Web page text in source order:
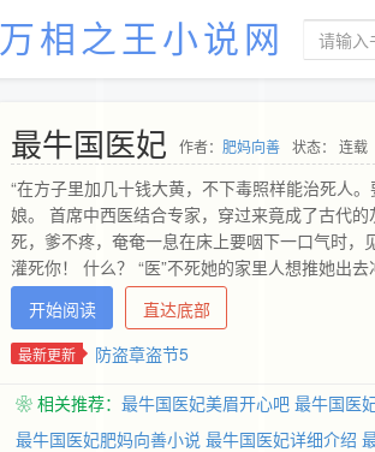
万相之王小说网
最牛国医妃 作者： 肥妈向善 状态： 连载
“在方子里加几十钱大黄，不下毒照样能治死人
娘。 首席中西医结合专家，穿过来竟成了古代
死，爹不疼，奄奄一息在床上要咽下一口气时，
灌死你！ 什么？ “医”不死她的家里人想推她出
推出去嫁了个“死人”。 “姐姐，我与璃王情投意
说。 李敏冷笑一声，之前怎么不见你们说这话
一个人乐得清闲，种种药养养花，更不需与今下
开始阅读 直达底部
最新更新 防盗章盗节5
❀ 相关推荐： 最牛国医妃美眉开心吧 最牛国医
最牛国医妃肥妈向善小说 最牛国医妃详细介绍